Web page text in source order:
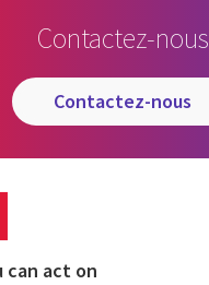
Contactez-nous
contactez-nous
can act on